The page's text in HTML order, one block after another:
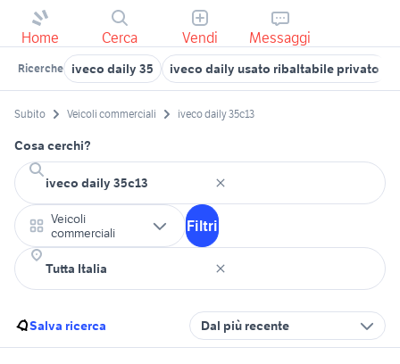
Home Cerca Vendi Messaggi
Ricerche iveco daily 35 iveco daily usato ribaltabile privato
Subito Veicoli commerciali iveco daily 35c13
Cosa cerchi?
Veicoli
commerciali
Filtri
Salva ricerca Dal più recente